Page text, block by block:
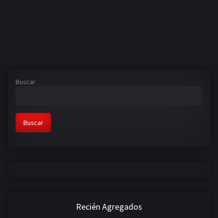
Buscar
Buscar
Recién Agregados